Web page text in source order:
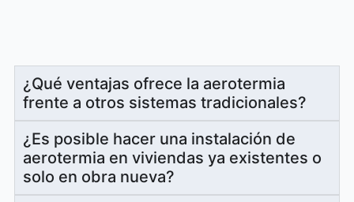
¿Qué ventajas ofrece la aerotermia
frente a otros sistemas tradicionales?
¿Es posible hacer una instalación de
aerotermia en viviendas ya existentes o
solo en obra nueva?